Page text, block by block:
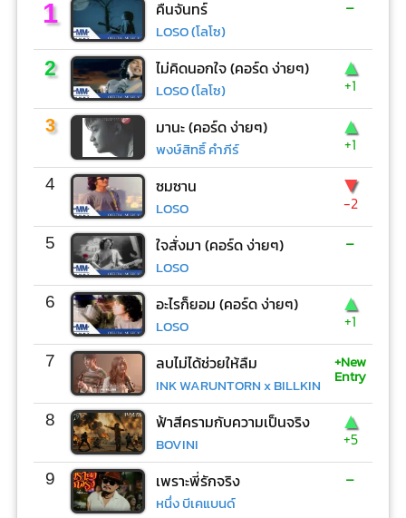
1 คืนจันทร์
LOSO (โลโซ)
-
2 ไม่คิดนอกใจ (คอร์ด ง่ายๆ)
LOSO (โลโซ)
▲
+1
3 มานะ (คอร์ด ง่ายๆ)
พงษ์สิทธิ์ คำภีร์
▲
+1
4 ซมซาน
LOSO
▼
-2
5 ใจสั่งมา (คอร์ด ง่ายๆ)
LOSO
-
6 อะไรก็ยอม (คอร์ด ง่ายๆ)
LOSO
▲
+1
7 ลบไม่ได้ช่วยให้ลืม
INK WARUNTORN x BILLKIN
+New
Entry
8 ฟ้าสีครามกับความเป็นจริง
BOVINI
▲
+5
9 เพราะพี่รักจริง
หนึ่ง บีเคแบนด์
-